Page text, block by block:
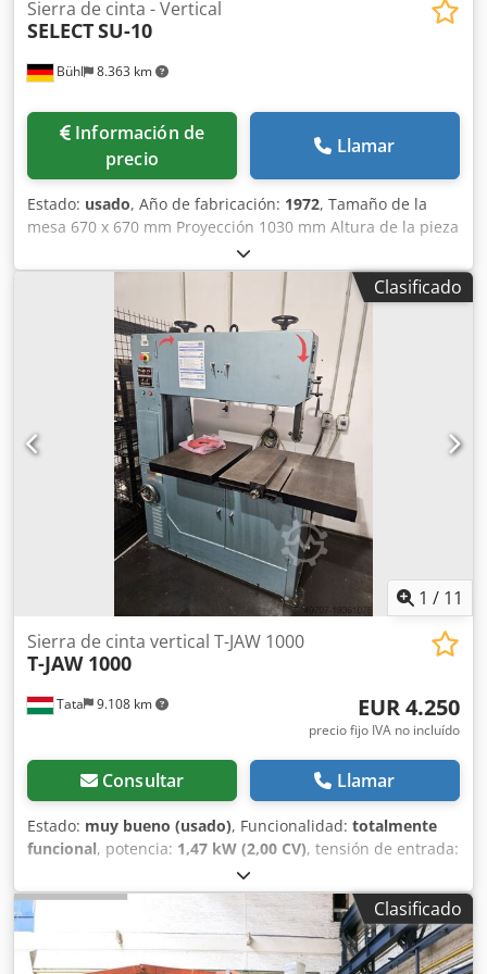
Bühl 8.363 km
Sierra de cinta - Vertical
SELECTSU-10
Información de
precio
Llamar
Estado: usado, Año de fabricación: 1972, Tamaño de la
mesa 670 x 670 mm Proyección 1030 mm Altura de la pieza
máx. 300 mm Longitud de la hoja de sierra mín. 4700 mm
Longitud de la hoja de sierra máx. 4800 mm Motor de la
sierra 2,2 kW Potencia total necesaria 3,2 kW
Dwsdjtqqrkjpfx Ah Toa Peso de la máquina aprox. 1,0 t
Dimensiones de la máquina L x A x A 2,31 x 1,05 x 2,03 m
Accesorios: Soldadura de cinta y dispositivo de lijado -
Mesa giratoria a izquierda / derecha - Avance de la mesa
Clasificado
1 / 11
Tata 9.108 km
Sierra de cinta vertical T-JAW 1000
T-JAW 1000
EUR 4.250
precio fijo IVA no incluído
Consultar Llamar
Estado: muy bueno (usado), Funcionalidad: totalmente
funcional, potencia: 1,47 kW (2,00 CV), tensión de entrada:
, altura de corte (máx.):1.000 mm
kg, profundidad de garganta:1.000 mm, Sierra de cinta
vertical con velocidad variable y mesa fija Fabricante: T-
JAW Taiwán Modelo: 1000 Altura bajo la guía: 325 mm
Empuje: De la cinta a la columna: 1000 mm Djdpfx Ahowr
Clasificado